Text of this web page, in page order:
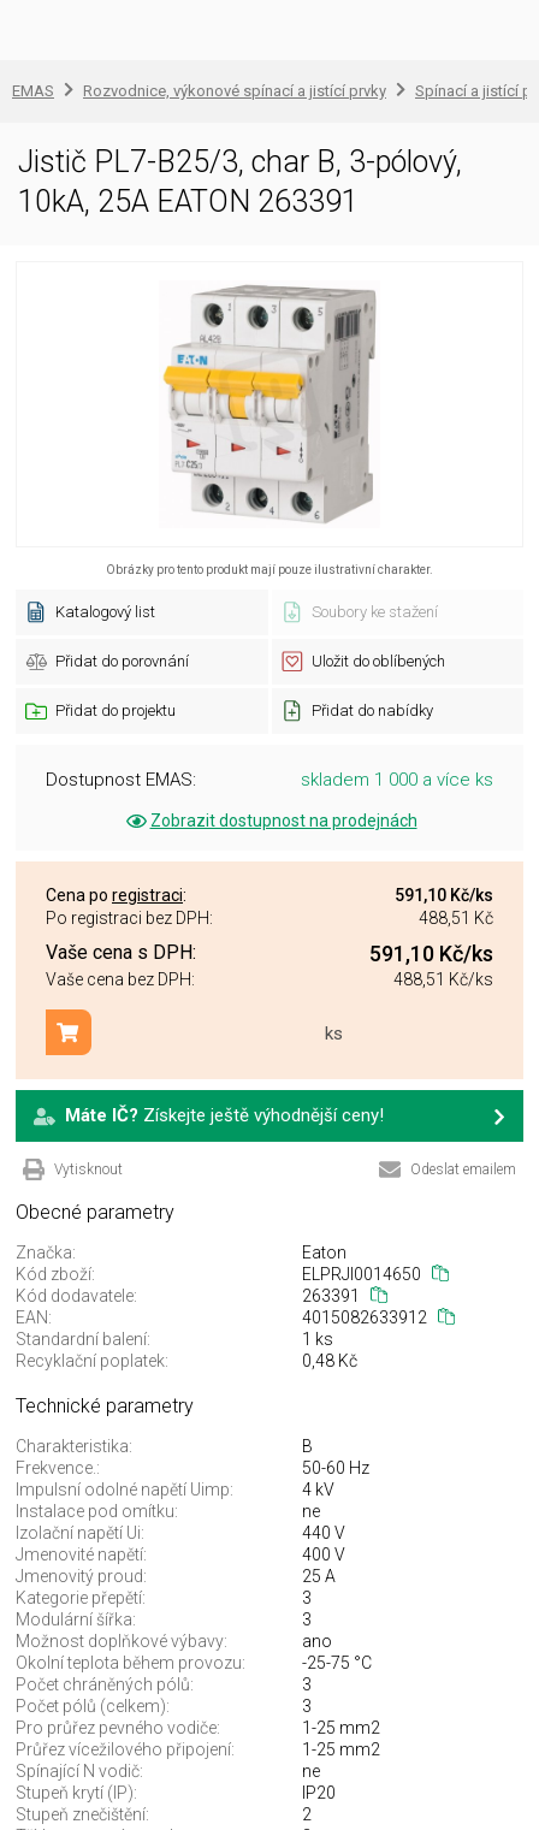
EMAS Rozvodnice, výkonové spínací a jistící prvky Spínací a jistící
Jistič PL7-B25/3, char B, 3-pólový,
10kA, 25A EATON 263391
Obrázky pro tento produkt mají pouze ilustrativní charakter.
Katalogový list Soubory ke stažení
Přidat do porovnání Uložit do oblíbených
Přidat do projektu Přidat do nabídky
Dostupnost EMAS: skladem 1 000 a více ks
Zobrazit dostupnost na prodejnách
Cena po registraci: 591,10 Kč/ks
Po registraci bez DPH:
488,51 Kč
Vaše cena s DPH: 591,10 Kč/ks
Vaše cena bez DPH: 488,51 Kč/ks
ks
Přidat do košíku
Máte IČ? Získejte ještě výhodnější ceny!
Vytisknout Odeslat emailem
Obecné parametry
Značka:
Eaton
Kód zboží:
ELPRJI0014650
Kód dodavatele:
263391
EAN:
4015082633912
Standardní balení:
1 ks
Recyklační poplatek:
0,48 Kč
Technické parametry
Charakteristika:
B
Frekvence.:
50-60 Hz
Impulsní odolné napětí Uimp:
4 kV
Instalace pod omítku:
ne
Izolační napětí Ui:
440 V
Jmenovité napětí:
400 V
Jmenovitý proud:
25 A
Kategorie přepětí:
3
Modulární šířka:
3
Možnost doplňkové výbavy:
ano
Okolní teplota během provozu:
-25-75 °C
Počet chráněných pólů:
3
Počet pólů (celkem):
3
Pro průřez pevného vodiče:
1-25 mm2
Průřez vícežilového připojení:
1-25 mm2
Spínající N vodič:
ne
Stupeň krytí (IP):
IP20
Stupeň znečištění:
2